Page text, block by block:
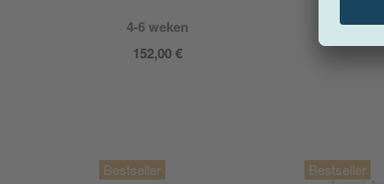
4-6 weken
152,00 €